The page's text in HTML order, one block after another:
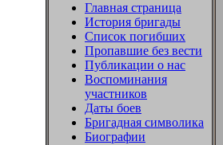
Главная страница
История бригады
Список погибших
Пропавшие без вести
Публикации о нас
Воспоминания
участников
Даты боев
Бригадная символика
Биографии